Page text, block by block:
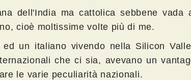
dell'India ma cattolica sebbene vada
cioè moltissime volte più di me.
ed un italiano vivendo nella Silicon
che ci sia, avevano un
le varie peculiarità nazionali.